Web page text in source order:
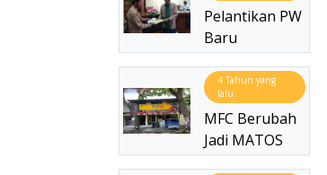
Pelantikan PW
Baru
4 Tahun yang
lalu
MFC Berubah
Jadi MATOS